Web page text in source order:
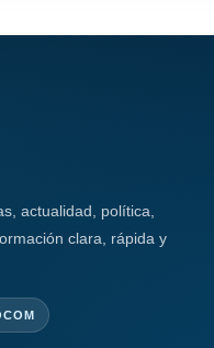
actualidad, política,
clara, rápida y